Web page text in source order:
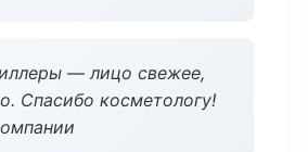
— лицо свежее,
Спасибо косметологу!